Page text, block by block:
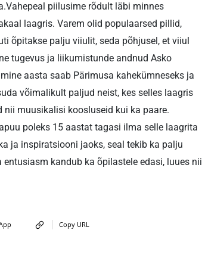
piilusime rõdult läbi minnes
laagris. Varem olid populaarsed pillid,
õpitakse palju viiulit, seda põhjusel, et viiul
tugevus ja liikumistunde andnud Asko
aasta saab Pärimusa kahekümneseks ja
võimalikult paljud neist, kes selles laagris
muusikalisi koosluseid kui ka paare.
poleks 15 aastat tagasi ilma selle laagrita
ja inspiratsiooni jaoks, seal tekib ka palju
kandub ka õpilastele edasi, luues nii
Copy URL